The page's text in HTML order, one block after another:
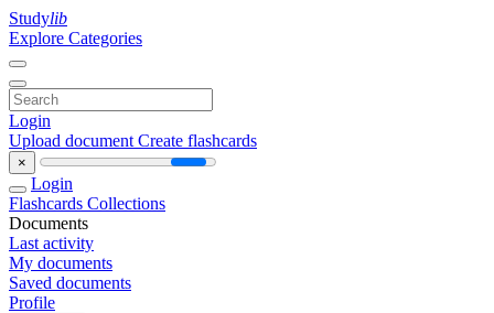
Studylib
Explore Categories
Login
Upload document Create flashcards
×
Login
Flashcards Collections
Documents
Last activity
My documents
Saved documents
Profile